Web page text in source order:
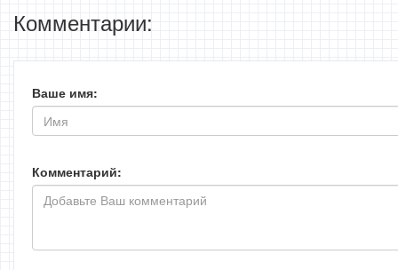
Комментарии:
Ваше имя:
Комментарий: